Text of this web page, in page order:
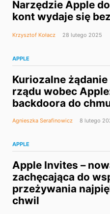
Narzędzie Apple
kont wydaje się
Krzysztof Kołacz 28 lutego 2025
APPLE
Kuriozalne
rządu wobec
backdoora do
Agnieszka Serafinowicz 8 lutego
APPLE
Apple Invites –
zachęcająca do
przeżywania
chwil